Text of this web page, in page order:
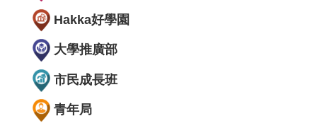
Hakka好學園
大學推廣部
市民成長班
青年局